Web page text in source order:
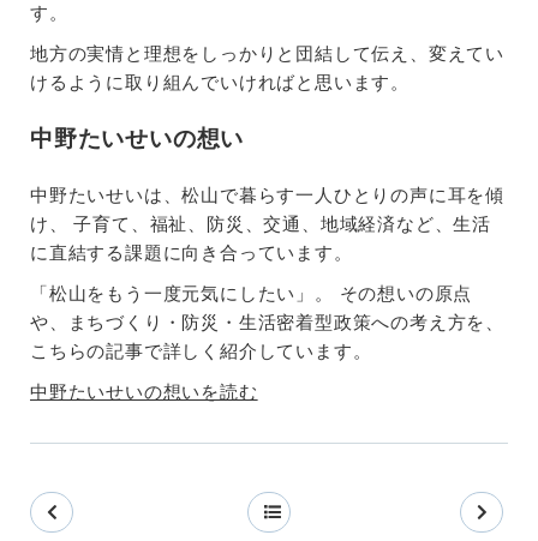
す。
地方の実情と理想をしっかりと団結して伝え、変えてい
けるように取り組んでいければと思います。
中野たいせいの想い
中野たいせいは、松山で暮らす一人ひとりの声に耳を傾
け、 子育て、福祉、防災、交通、地域経済など、生活
に直結する課題に向き合っています。
「松山をもう一度元気にしたい」。 その想いの原点
や、まちづくり・防災・生活密着型政策への考え方を、
こちらの記事で詳しく紹介しています。
中野たいせいの想いを読む